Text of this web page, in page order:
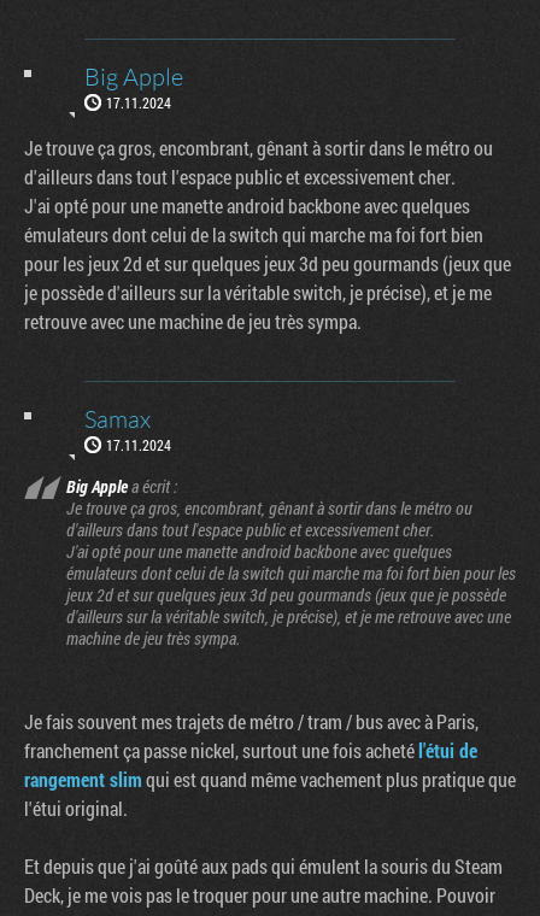
Big Apple
17.11.2024
Je trouve ça gros, encombrant, gênant à sortir dans le métro ou
d'ailleurs dans tout l'espace public et excessivement cher.
J'ai opté pour une manette android backbone avec quelques
émulateurs dont celui de la switch qui marche ma foi fort bien
pour les jeux 2d et sur quelques jeux 3d peu gourmands (jeux que
je possède d'ailleurs sur la véritable switch, je précise), et je me
retrouve avec une machine de jeu très sympa.
Samax
17.11.2024
Big Applea écrit :
Je trouve ça gros, encombrant, gênant à sortir dans le métro ou
d'ailleurs dans tout l'espace public et excessivement cher.
J'ai opté pour une manette android backbone avec quelques
émulateurs dont celui de la switch qui marche ma foi fort bien pour les
jeux 2d et sur quelques jeux 3d peu gourmands (jeux que je possède
d'ailleurs sur la véritable switch, je précise), et je me retrouve avec une
machine de jeu très sympa.
Je fais souvent mes trajets de métro / tram / bus avec à Paris,
franchement ça passe nickel, surtout une fois achetél'étui de
rangement slimqui est quand même vachement plus pratique que
l'étui original.
Et depuis que j'ai goûté aux pads qui émulent la souris du Steam
Deck, je me vois pas le troquer pour une autre machine. Pouvoir